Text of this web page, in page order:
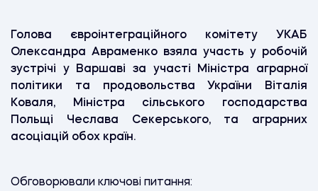
Голова євроінтеграційного комітету УКАБ
Олександра Авраменко взяла участь у робочій
зустрічі у Варшаві за участі Міністра аграрної
політики та продовольства України Віталія
Коваля, Міністра сільського господарства
Польщі Чеслава Секерського, та аграрних
асоціацій обох країн.
Обговорювали ключові питання: